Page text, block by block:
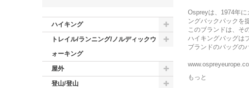
ハイキング
トレイル/ランニング/ノルディックウ
ォーキング
屋外
登山/登山
Ospreyは、1974年
ングバックパックを
このブランドは、そ
ハイキングバッグは
ブランドのバッグの
もっと